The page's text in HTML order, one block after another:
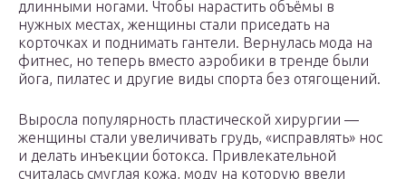
длинными ногами. Чтобы нарастить объёмы в
нужных местах, женщины стали приседать на
корточках и поднимать гантели. Вернулась мода на
фитнес, но теперь вместо аэробики в тренде были
йога, пилатес и другие виды спорта без отягощений.
Выросла популярность пластической хирургии —
женщины стали увеличивать грудь, «исправлять» нос
и делать инъекции ботокса. Привлекательной
считалась смуглая кожа, моду на которую ввели